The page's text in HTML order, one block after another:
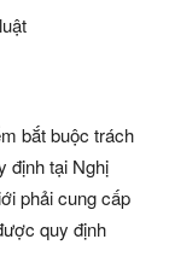
bắt buộc trách
định tại Nghị
phải cung cấp
quy định